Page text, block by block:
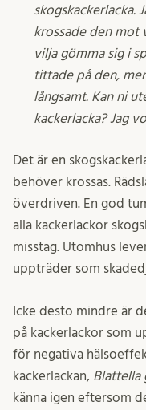
skogskackerlacka.
krossade den mot
vilja gömma sig i
tittade på den,
långsamt. Kan ni
kackerlacka? Jag
Det är en
behöver krossas.
överdriven. En god
alla kackerlackor
misstag. Utomhus
uppträder som
Icke desto mindre är
på kackerlackor som
för negativa
kackerlackan, Blattella
känna igen eftersom